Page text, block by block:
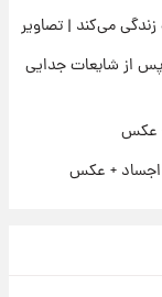
می‌کند | تصاویر
از شایعات جدایی
عکس
اجساد + عکس